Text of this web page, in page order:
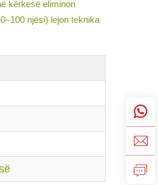
kërkesë eliminon
njësi) lejon teknika